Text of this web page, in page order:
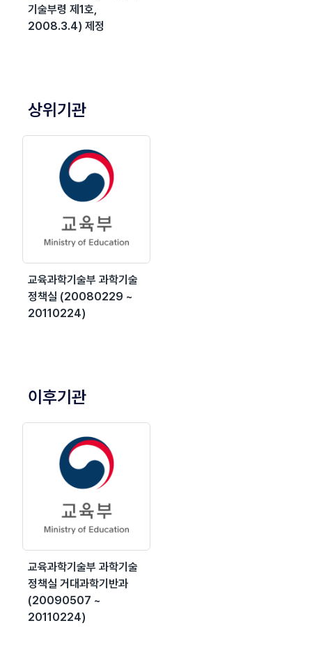
기술부령 제1호,
2008.3.4) 제정
상위기관
교육과학기술부 과학기술
정책실 (20080229 ~
20110224)
이후기관
교육과학기술부 과학기술
정책실 거대과학기반과
(20090507 ~
20110224)